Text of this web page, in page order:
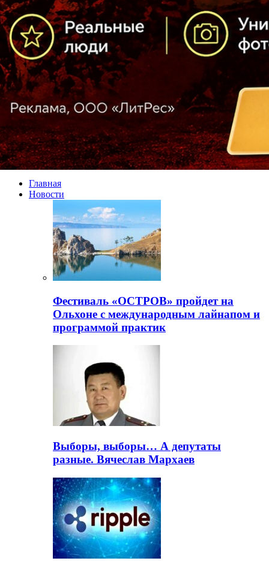
Главная
Новости
Фестиваль «ОСТРОВ» пройдет на
Ольхоне с международным лайнапом и
программой практик
Выборы, выборы… А депутаты
разные. Вячеслав Мархаев